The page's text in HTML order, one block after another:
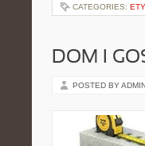
CATEGORIES:
DOM I
POSTED BY